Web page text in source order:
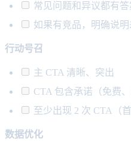
常见问题和异议都有答
如果有竞品，明确说明
行动号召
主 CTA 清晰、突出
CTA 包含承诺（免费
至少出现 2 次 CTA（
数据优化